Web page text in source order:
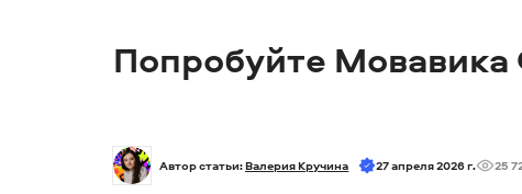
Попробуйте Мовавика
Автор статьи: Валерия Кручина 27 апреля 2026 г. 25